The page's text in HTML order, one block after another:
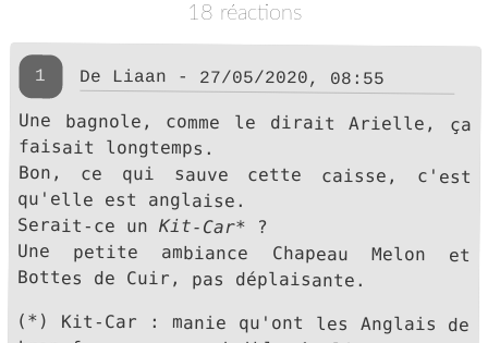
18 réactions
1 De Liaan - 27/05/2020, 08:55
Une bagnole, comme le dirait Arielle, ça
faisait longtemps.
Bon, ce qui sauve cette caisse, c'est
qu'elle est anglaise.
Serait-ce unKit-Car* ?
Une petite ambiance Chapeau Melon et
Bottes de Cuir, pas déplaisante.
(*) Kit-Car : manie qu'ont les Anglais de
transformer une paisible Anglia en copie
de Ford GT40 en bricolant dans son garage